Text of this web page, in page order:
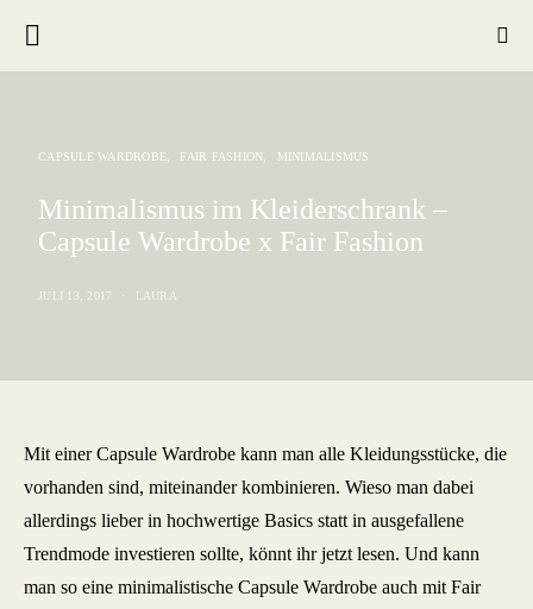
CAPSULE WARDROBE FAIR FASHION MINIMALISMUS
Minimalismus im Kleiderschrank –
Capsule Wardrobe x Fair Fashion
JULI 13, 2017 LAURA
Mit einer Capsule Wardrobe kann man alle Kleidungsstücke, die
vorhanden sind, miteinander kombinieren. Wieso man dabei
allerdings lieber in hochwertige Basics statt in ausgefallene
Trendmode investieren sollte, könnt ihr jetzt lesen. Und kann
man so eine minimalistische Capsule Wardrobe auch mit Fair